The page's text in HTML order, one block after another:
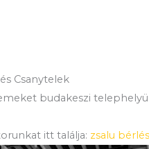
Csanytelek
budakeszi
itt találja: zsalu